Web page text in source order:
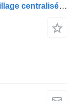
IVECO Unité de commande de verrouillage centralisé Iveco 504111498 580177 pour camion